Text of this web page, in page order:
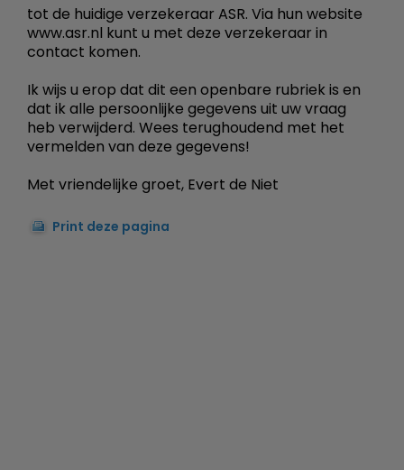
tot de huidige verzekeraar ASR. Via hun website
www.asr.nl kunt u met deze verzekeraar in
contact komen.
Ik wijs u erop dat dit een openbare rubriek is en
dat ik alle persoonlijke gegevens uit uw vraag
heb verwijderd. Wees terughoudend met het
vermelden van deze gegevens!
Met vriendelijke groet, Evert de Niet
Print deze pagina